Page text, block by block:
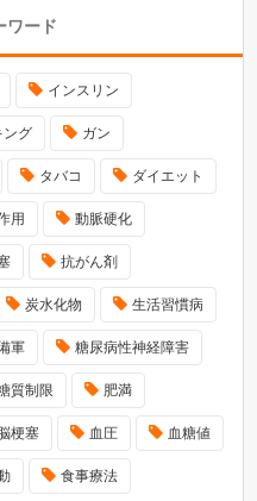
ワード
インスリン
ング ガン
タバコ ダイエット
用 動脈硬化
抗がん剤
炭水化物 生活習慣病
軍 糖尿病性神経障害
質制限 肥満
梗塞 血圧 血糖値
食事療法